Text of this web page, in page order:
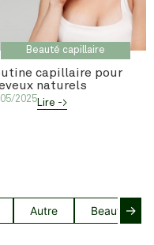
Beauté capillaire
capillaire pour
naturels
2025Lire ->
Autre Beauté→